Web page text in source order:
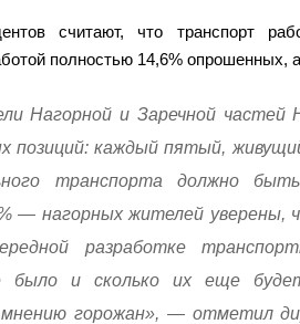
считают, что транспорт
полностью 14,6% опрошенных,
Нагорной и Заречной частей
позиций: каждый пятый,
транспорта должно
— нагорных жителей уверены,
разработке
было и сколько их еще
мнению горожан», — отметил